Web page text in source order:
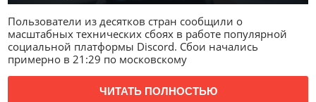
Пользователи из десятков стран сообщили о
масштабных технических сбоях в работе популярной
социальной платформы Discord. Сбои начались
примерно в 21:29 по московскому
ЧИТАТЬ ПОЛНОСТЬЮ